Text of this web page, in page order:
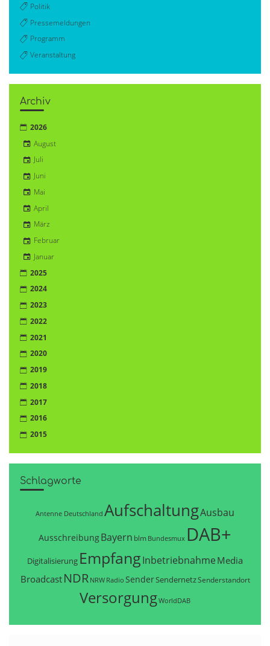
Politik
Pressemeldungen
Programm
Veranstaltung
Archiv
2026
August
Juli
Juni
Mai
April
März
Februar
Januar
2025
2024
2023
2022
2021
2020
2019
2018
2017
2016
2015
Schlagworte
Antenne Deutschland AufschaltungAusbau
AusschreibungBayern blm Bundesmux DAB+
Digitalisierung EmpfangInbetriebnahme Media
Broadcast NDR NRW Radio SenderSendernetzSenderstandort
VersorgungWorldDAB